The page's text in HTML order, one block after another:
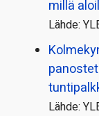
millä
Lähde:
Lähde: